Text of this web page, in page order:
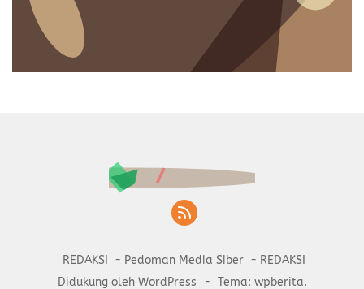
REDAKSI Pedoman Media Siber
REDAKSI
Didukung oleh WordPress
- Tema: wpberita.